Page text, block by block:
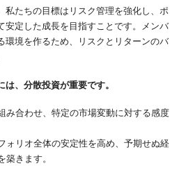
私たちの目標はリスク管理を強化し、ポ
安定した成長を目指すことです。メンバ
環境を作るため、リスクとリターンのバ
、分散投資が重要です。
み合わせ、特定の市場変動に対する感度
ォリオ全体の安定性を高め、予期せぬ経
きます。